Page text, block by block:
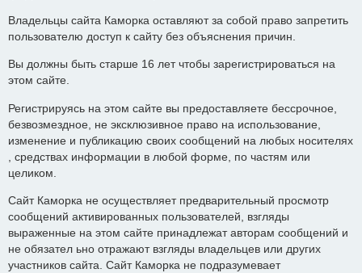
Владельцы сайта Каморка оставляют за собой право запретить
пользователю доступ к сайту без объяснения причин.
Вы должны быть старше 16 лет чтобы зарегистрироваться на
этом сайте.
Регистрируясь на этом сайте вы предоставляете бессрочное,
безвозмездное, не эксклюзивное право на использование,
изменение и публикацию своих сообщений на любых носителях
, средствах информации в любой форме, по частям или
целиком.
Сайт Каморка не осуществляет предварительный просмотр
сообщений активированных пользователей, взгляды
выраженные на этом сайте принадлежат авторам сообщений и
не обязател ьно отражают взгляды владельцев или других
участников сайта. Сайт Каморка не подразумевает